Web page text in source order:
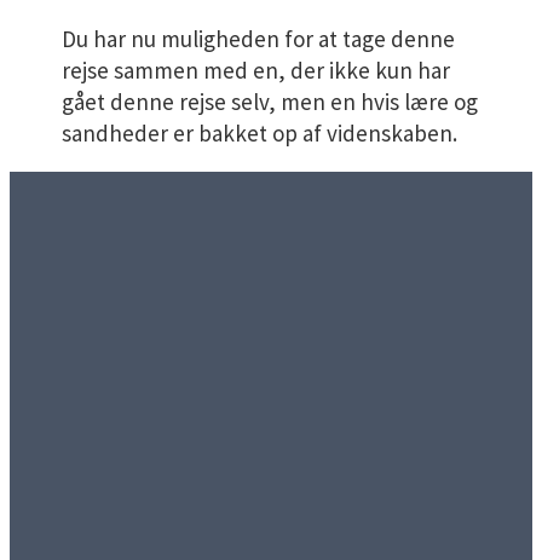
Du har nu muligheden for at tage denne
rejse sammen med en, der ikke kun har
gået denne rejse selv, men en hvis lære og
sandheder er bakket op af videnskaben.